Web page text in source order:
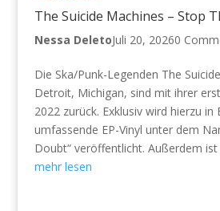
The Suicide Machines – Stop
Nessa DeletoJuli 20, 20260
Die Ska/Punk-Legenden The
Detroit, Michigan, sind mit ihrer
2022 zurück. Exklusiv wird hierzu in
umfassende EP-Vinyl unter dem
Doubt“ veröffentlicht. Außerdem ist
mehr lesen